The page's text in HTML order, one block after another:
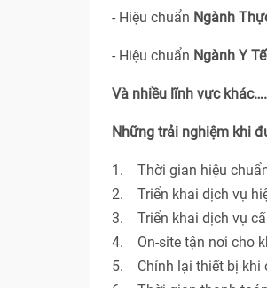
- Hiệu chuẩn Ngành
- Hiệu chuẩn Ngành Y Tế
Và nhiều lĩnh vực
Những trải nghiệm khi
1. Thời gian hiệu chuẩn
2. Triển khai dịch vụ
3. Triển khai dịch vụ
4. On-site tận nơi cho
5. Chỉnh lại thiết bị khi